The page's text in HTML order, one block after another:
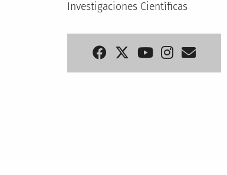
Investigaciones Científicas